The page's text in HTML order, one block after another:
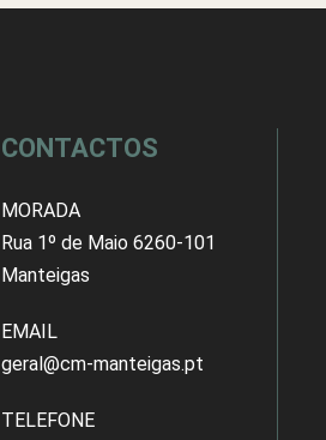
CONTACTOS
MORADA
Rua 1º de Maio 6260-101
Manteigas
EMAIL
geral@cm-manteigas.pt
TELEFONE